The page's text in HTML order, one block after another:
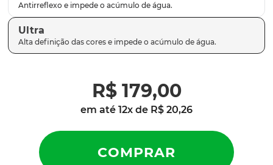
Ultra
R$ 179,00
em até 12x de R$ 20,26